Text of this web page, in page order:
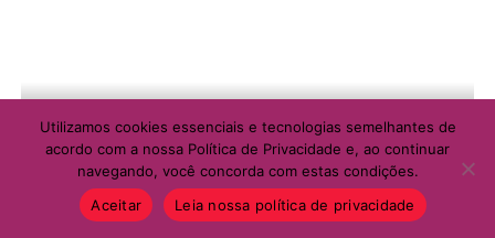
Utilizamos cookies essenciais e tecnologias semelhantes de
acordo com a nossa Política de Privacidade e, ao continuar
navegando, você concorda com estas condições.
Aceitar
Leia nossa política de privacidade